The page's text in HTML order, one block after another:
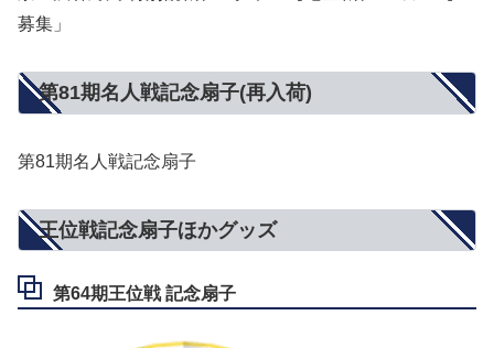
募集」
第81期名人戦記念扇子(再入荷)
第81期名人戦記念扇子
王位戦記念扇子ほかグッズ
第64期王位戦 記念扇子